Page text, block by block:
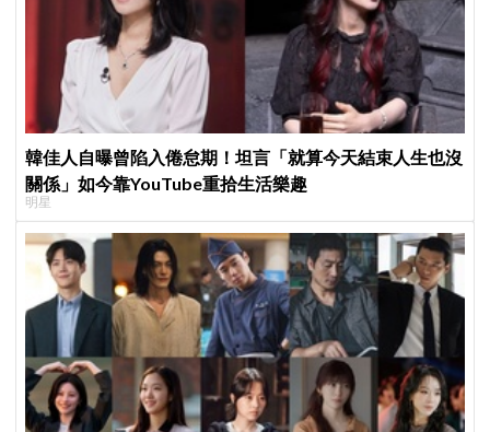
韓佳人自曝曾陷入倦怠期！坦言「就算今天結束人生也沒
關係」如今靠YouTube重拾生活樂趣
明星